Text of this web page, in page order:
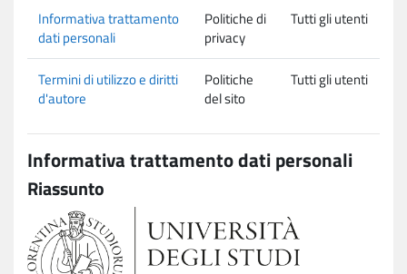
Informativa trattamento
dati personali
Politiche di
privacy
Tutti gli utenti
Termini di utilizzo e diritti
d'autore
Politiche
del sito
Tutti gli utenti
Informativa trattamento dati personali
Riassunto